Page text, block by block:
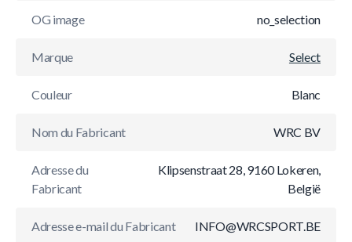
OG image no_selection
Marque Select
Couleur Blanc
Nom du Fabricant WRC BV
Adresse du
Fabricant
Klipsenstraat 28, 9160 Lokeren,
België
Adresse e-mail du Fabricant INFO@WRCSPORT.BE